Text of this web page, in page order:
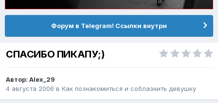
Форум в Telegram! Ссылки внутри
СПАСИБО ПИКАПУ;)
Автор: Alex_29
4 августа 2006 в Как познакомиться и соблазнить девушку